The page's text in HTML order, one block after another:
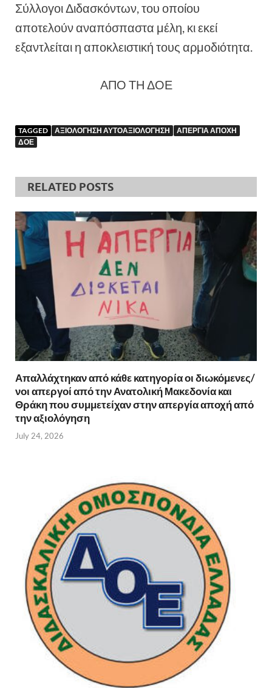
Σύλλογοι Διδασκόντων, του οποίου
αποτελούν αναπόσπαστα μέλη, κι εκεί
εξαντλείται η αποκλειστική τους αρμοδιότητα.
ΑΠΟ ΤΗ ΔΟΕ
TAGGED ΑΞΙΟΛΟΓΗΣΗ ΑΥΤΟΑΞΙΟΛΟΓΗΣΗ
ΑΠΕΡΓΙΑ ΑΠΟΧΗ
ΔΟΕ
RELATED POSTS
Απαλλάχτηκαν από κάθε κατηγορία οι διωκόμενες/
νοι απεργοί από την Ανατολική Μακεδονία και
Θράκη που συμμετείχαν στην απεργία αποχή από
την αξιολόγηση
July 24, 2026